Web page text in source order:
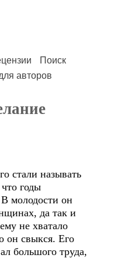
Поиск
авторов
стали называть
годы
молодости он
да так и
не хватало
он свыкся. Его
большого труда,